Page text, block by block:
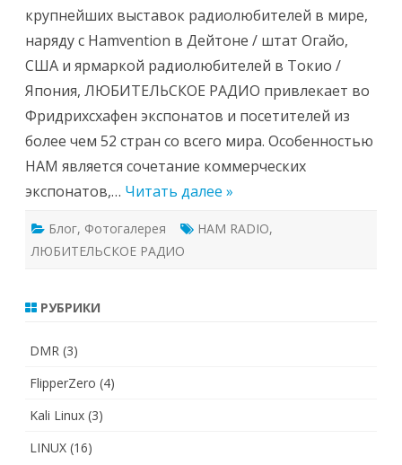
крупнейших выставок радиолюбителей в мире,
наряду с Hamvention в Дейтоне / штат Огайо,
США и ярмаркой радиолюбителей в Токио /
Япония, ЛЮБИТЕЛЬСКОЕ РАДИО привлекает во
Фридрихсхафен экспонатов и посетителей из
более чем 52 стран со всего мира. Особенностью
HAM является сочетание коммерческих
экспонатов,… Читать далее »
Блог, Фотогалерея HAM RADIO,
ЛЮБИТЕЛЬСКОЕ РАДИО
РУБРИКИ
DMR (3)
FlipperZero (4)
Kali Linux (3)
LINUX (16)